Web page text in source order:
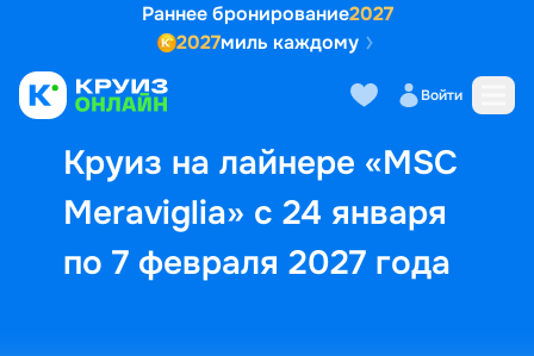
Раннее бронирование2027
2027миль каждому
Войти
Круиз на лайнере «MSC
Meraviglia» с 24 января
по 7 февраля 2027 года
Выбор кают Маршрут и